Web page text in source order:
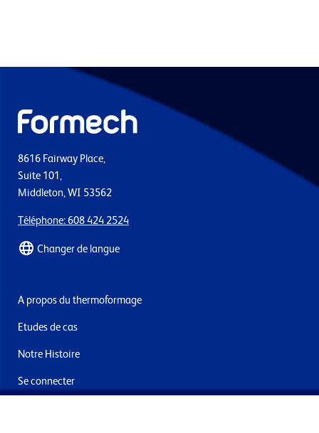
8616 Fairway Place,
Suite 101,
Middleton, WI 53562
Téléphone: 608 424 2524
Changer de langue
A propos du thermoformage
Etudes de cas
Notre Histoire
Se connecter